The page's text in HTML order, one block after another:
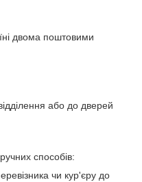
двома поштовими
або до дверей
способів:
чи кур'єру до